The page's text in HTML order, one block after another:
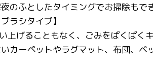
のふとしたタイミングでお掃除もで
ラシタイプ】
上げることもなく、ごみをぱくぱく
カーペットやラグマット、布団、